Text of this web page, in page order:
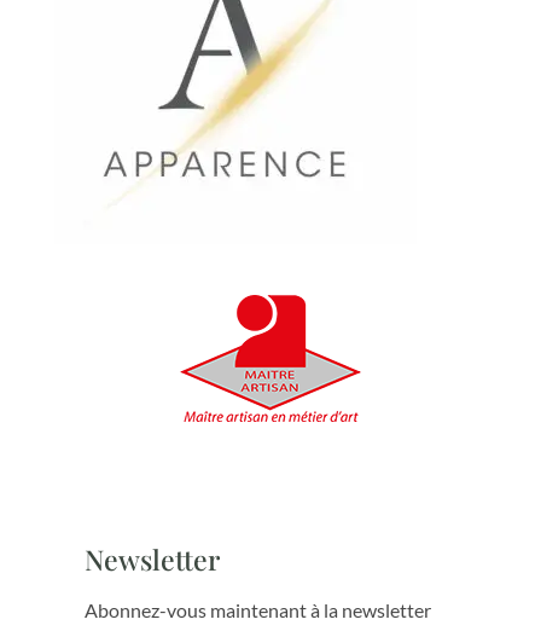
Newsletter
Abonnez-vous maintenant à la newsletter